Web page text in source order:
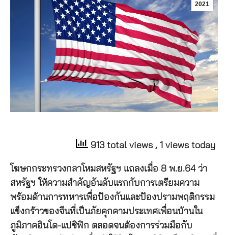
2021
913 total views , 1 views today
โฆษกกระทรวงกลาโหมสหรัฐฯ แถลงเมื่อ 8 พ.ย.64 ว่า
สหรัฐฯ ให้ความสำคัญอันดับแรกกับการเตรียมความ
พร้อมด้านการทหารเพื่อป้องกันและป้องปรามพฤติกรรม
แข็งกร้าวของจีนที่เป็นภัยคุกคามประเทศเพื่อนบ้านใน
ภูมิภาคอินโด-แปซิฟิก ตลอดจนต้องการร่วมมือกับ